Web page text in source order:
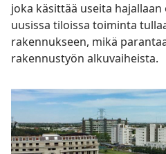
joka käsittää useita
uusissa tiloissa toiminta
rakennukseen, mikä
rakennustyön alkuvaiheista.